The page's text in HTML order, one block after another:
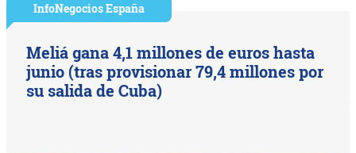
InfoNegocios España
Meliá gana 4,1 millones de euros hasta
junio (tras provisionar 79,4 millones por
su salida de Cuba)